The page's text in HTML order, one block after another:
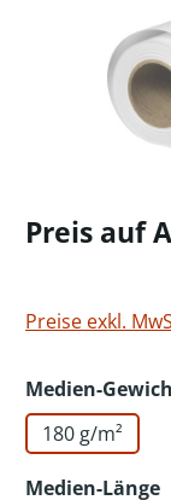
Preis auf
Preise exkl.
Medien-
180 g/m²
Medien-Länge